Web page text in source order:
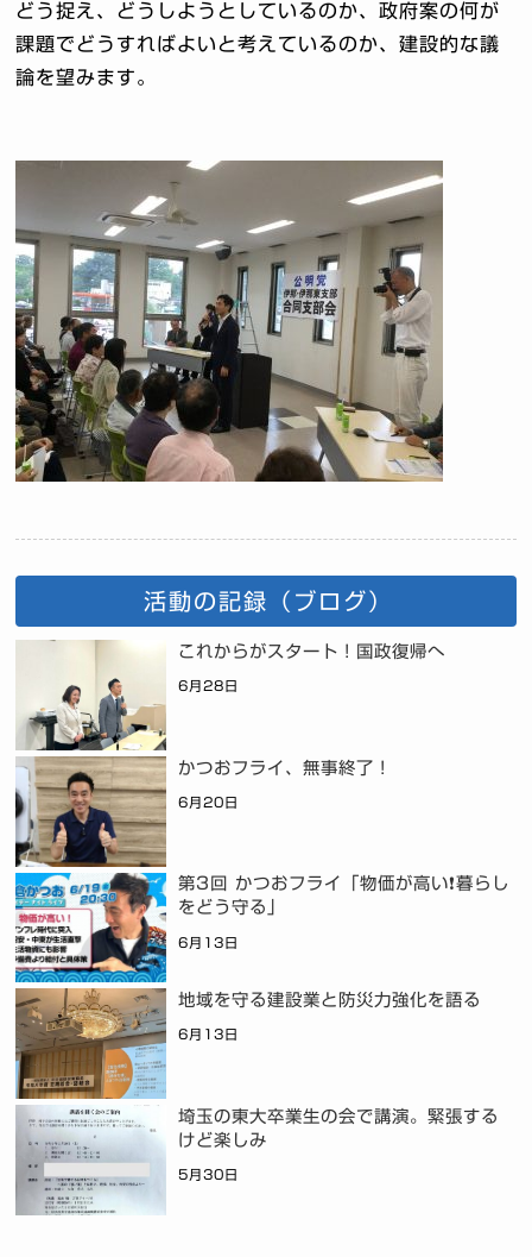
どう捉え、どうしようとしているのか、政府案の何が
課題でどうすればよいと考えているのか、建設的な議
論を望みます。
活動の記録（ブログ）
これからがスタート！国政復帰へ
6月28日
かつおフライ、無事終了！
6月20日
第3回 かつおフライ「物価が高い❗暮らし
をどう守る」
6月13日
地域を守る建設業と防災力強化を語る
6月13日
埼玉の東大卒業生の会で講演。緊張する
けど楽しみ
5月30日